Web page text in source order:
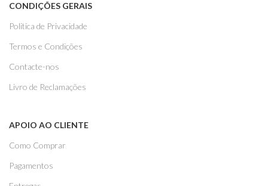
CONDIÇÕES GERAIS
Politica de Privacidade
Termos e Condições
Contacte-nos
Livro de Reclamações
APOIO AO CLIENTE
Como Comprar
Pagamentos